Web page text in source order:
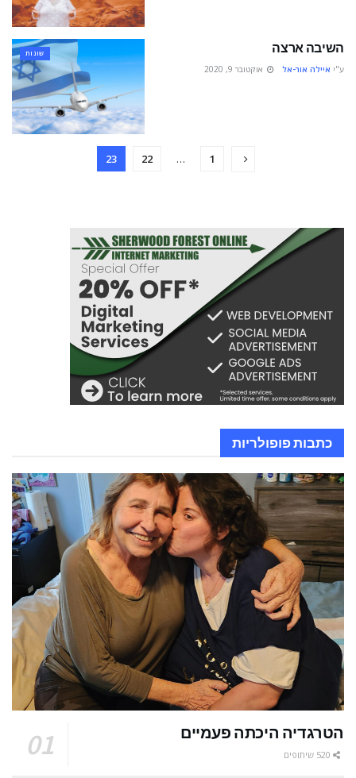
שונות השיבה ארצה
ע"י איילה אור-אל אוקטובר 9, 2020
1
…
22
23
כתבות פופולריות
הטרגדיה היכתה פעמיים